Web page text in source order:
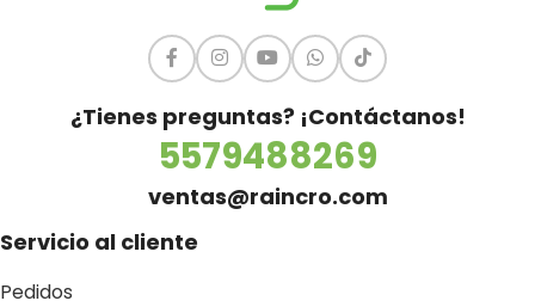
¿Tienes preguntas? ¡Contáctanos!
5579488269
ventas@raincro.com
Servicio al cliente
Pedidos